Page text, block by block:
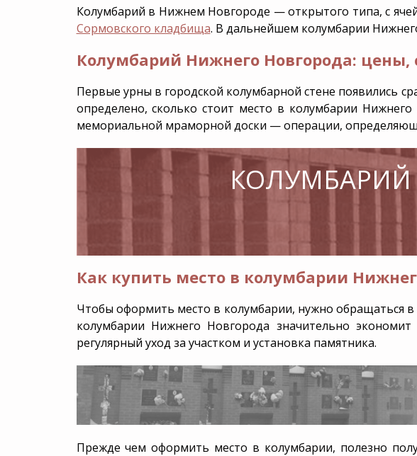
Группа компаний
Груз 200
Аренда Катафалка
Родовое захоронение
Дезинфекция
VIP-похороны
Колумбарий в Нижнем Новгороде — открытого типа, с
Сормовского кладбища. В дальнейшем колумбарии
Колумбарий Нижнего Новгорода: цены,
Первые урны в городской колумбарной стене появились
определено,сколько стоит место в колумбарии Нижнего
мемориальной мраморной доски — операции,
Как купить место в колумбарии
Чтобы оформить место в колумбарии, нужно обращаться
колумбарии Нижнего Новгорода значительно
регулярный уход за участком и установка памятника.
Прежде чемоформить место в колумбарии, полезно